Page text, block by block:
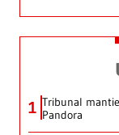
1 Tribunal
Pandora